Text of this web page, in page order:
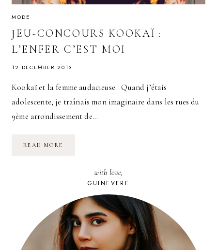
MODE
JEU-CONCOURS KOOKAÏ :
L’ENFER C’EST MOI
12 DECEMBER 2013
Kookaï et la femme audacieuse Quand j’étais
adolescente, je traînais mon imaginaire dans les rues du
9ème arrondissement de…
READ MORE
with love,
GUINEVERE